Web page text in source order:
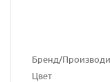
Бренд/
Цвет